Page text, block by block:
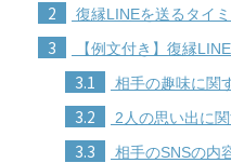
2 復縁LINEを送るタイ
3 【例文付き】復縁
3.1 相手の趣味に関
3.2 2人の思い出に
3.3 相手のSNSの内